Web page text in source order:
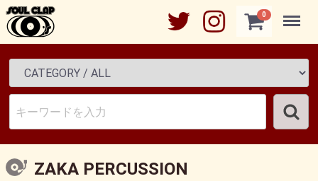
0 Menu
ZAKA PERCUSSION